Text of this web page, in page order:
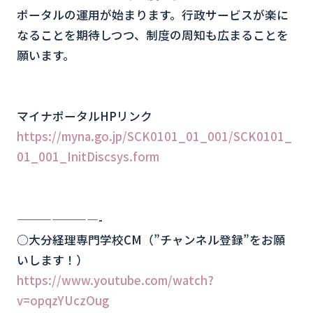
ポータルの運用が始まります。行政サービスが楽に
なることを期待しつつ、制度の周知も広まることを
願います。
マイナポータルHPリンク
https://myna.go.jp/SCK0101_01_001/SCK0101_
01_001_InitDiscsys.form
———————-
○大分経理専門学校CM（”チャンネル登録”をお願
いします！）
https://www.youtube.com/watch?
v=opqzYUczOug